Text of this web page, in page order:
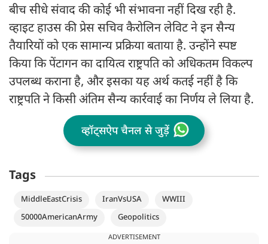
बीच सीधे संवाद की कोई भी संभावना नहीं दिख रही है.
व्हाइट हाउस की प्रेस सचिव कैरोलिन लेविट ने इन सैन्य
तैयारियों को एक सामान्य प्रक्रिया बताया है. उन्होंने स्पष्ट
किया कि पेंटागन का दायित्व राष्ट्रपति को अधिकतम विकल्प
उपलब्ध कराना है, और इसका यह अर्थ कतई नहीं है कि
राष्ट्रपति ने किसी अंतिम सैन्य कार्रवाई का निर्णय ले लिया है.
व्हॉट्सऐप चैनल से जुड़ें
Tags
MiddleEastCrisis IranVsUSA
WWIII
50000AmericanArmy
Geopolitics
ADVERTISEMENT